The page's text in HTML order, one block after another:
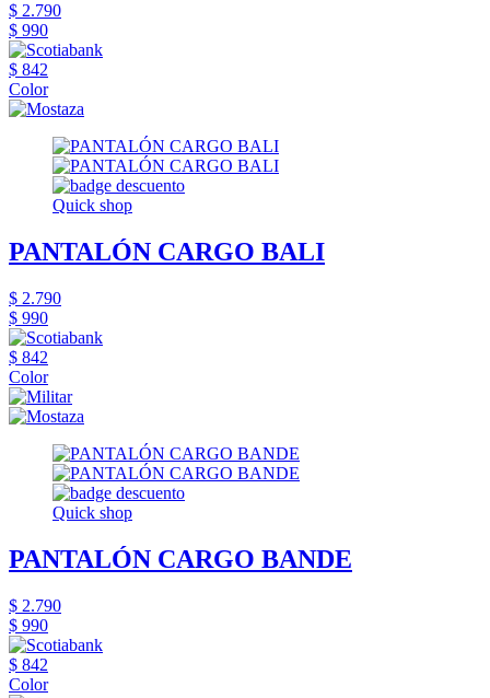
$ 2.790
$ 990
$ 842
Color
Quick shop
PANTALÓN CARGO BALI
$ 2.790
$ 990
$ 842
Color
Quick shop
PANTALÓN CARGO BANDE
$ 2.790
$ 990
$ 842
Color